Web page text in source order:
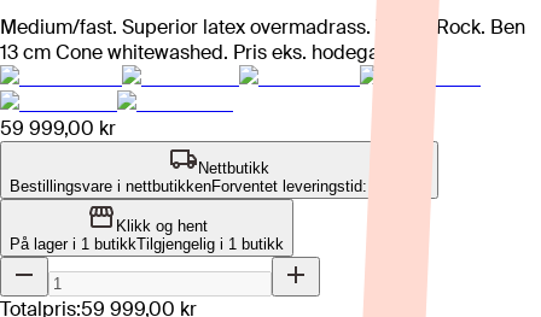
Medium/fast. Superior latex overmadrass. Tekstil Rock. Ben
13 cm Cone whitewashed. Pris eks. hodegavl.
59 999,00 kr
Nettbutikk
Bestillingsvare i nettbutikkenForventet leveringstid: 4-8 uker
Klikk og hent
På lager i 1 butikkTilgjengelig i 1 butikk
Totalpris:59 999,00 kr